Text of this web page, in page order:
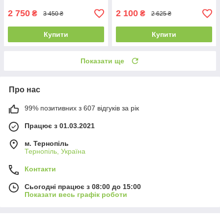
2 750 ₴ 3 450 ₴
Купити
2 100 ₴ 2 625 ₴
Купити
Показати ще
Про нас
99% позитивних з 607 відгуків за рік
Працює з 01.03.2021
м. Тернопіль
Тернопіль, Україна
Контакти
Сьогодні працює з 08:00 до 15:00
Показати весь графік роботи